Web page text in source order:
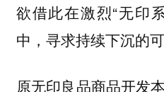
欲借此在激烈“无印
中，寻求持续下沉的可
原无印良品商品开发